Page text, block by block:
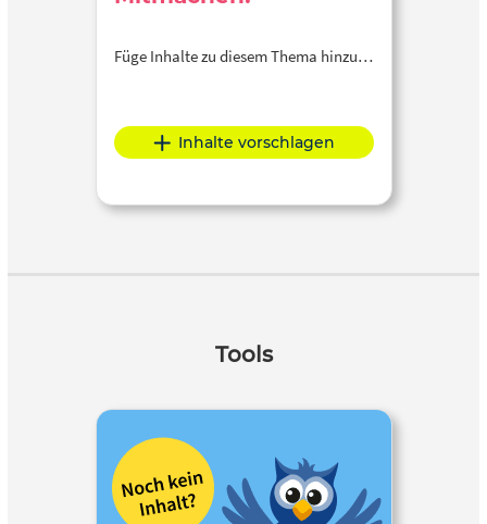
Füge Inhalte zu diesem Thema hinzu…
Inhalte vorschlagen
Tools